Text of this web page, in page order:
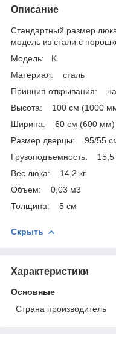
Описание
Стандартный размер
модель из стали с
Модель: K
Материал: сталь
Принцип открывания:
Высота: 100 см (1000
Ширина: 60 см (600 мм)
Размер дверцы: 95/55
Грузоподъемность: 15,5
Вес люка: 14,2 кг
Объем: 0,03 м3
Толщина: 5 см
Скрыть
Характеристики
Основные
Страна производитель